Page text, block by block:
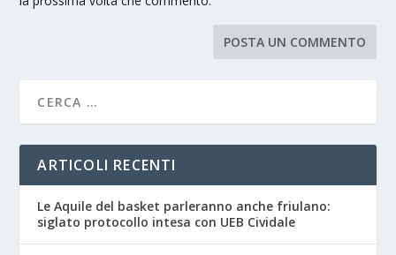
ARTICOLI RECENTI
Le Aquile del basket parleranno anche friulano:
siglato protocollo intesa con UEB Cividale